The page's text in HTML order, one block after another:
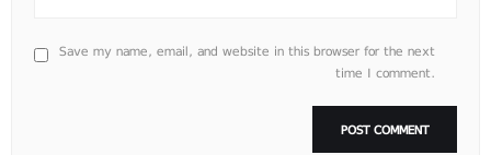
Save my name, email, and website in this browser for the next
time I comment.